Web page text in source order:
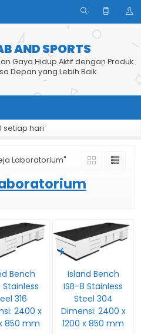
AND SPORTS
Gaya Hidup Aktif dengan Produk
Depan yang Lebih Baik
setiap hari
Laboratorium"
Bench
Stainless
316
2400 x
850 mm
Island Bench
ISB-8 Stainless
Steel 304
Dimensi: 2400 x
1200 x 850 mm